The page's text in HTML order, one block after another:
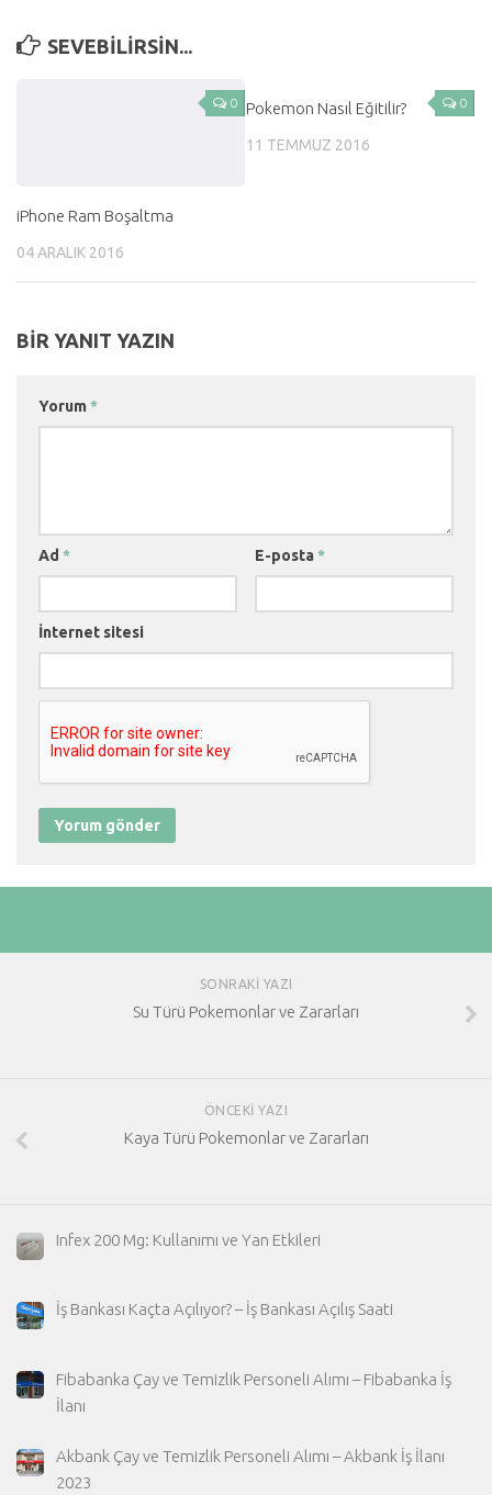
SEVEBILIRSIN...
0
iPhone Ram Boşaltma
04 ARALIK 2016
0
Pokemon Nasıl Eğitilir?
11 TEMMUZ 2016
BIR YANIT YAZIN
Yorum *
Ad * E-posta *
İnternet sitesi
SONRAKI YAZI
Su Türü Pokemonlar ve Zararları
ÖNCEKI YAZI
Kaya Türü Pokemonlar ve Zararları
Infex 200 Mg: Kullanımı ve Yan Etkileri
İş Bankası Kaçta Açılıyor? – İş Bankası Açılış Saati
Fibabanka Çay ve Temizlik Personeli Alımı – Fibabanka İş
İlanı
Akbank Çay ve Temizlik Personeli Alımı – Akbank İş İlanı
2023